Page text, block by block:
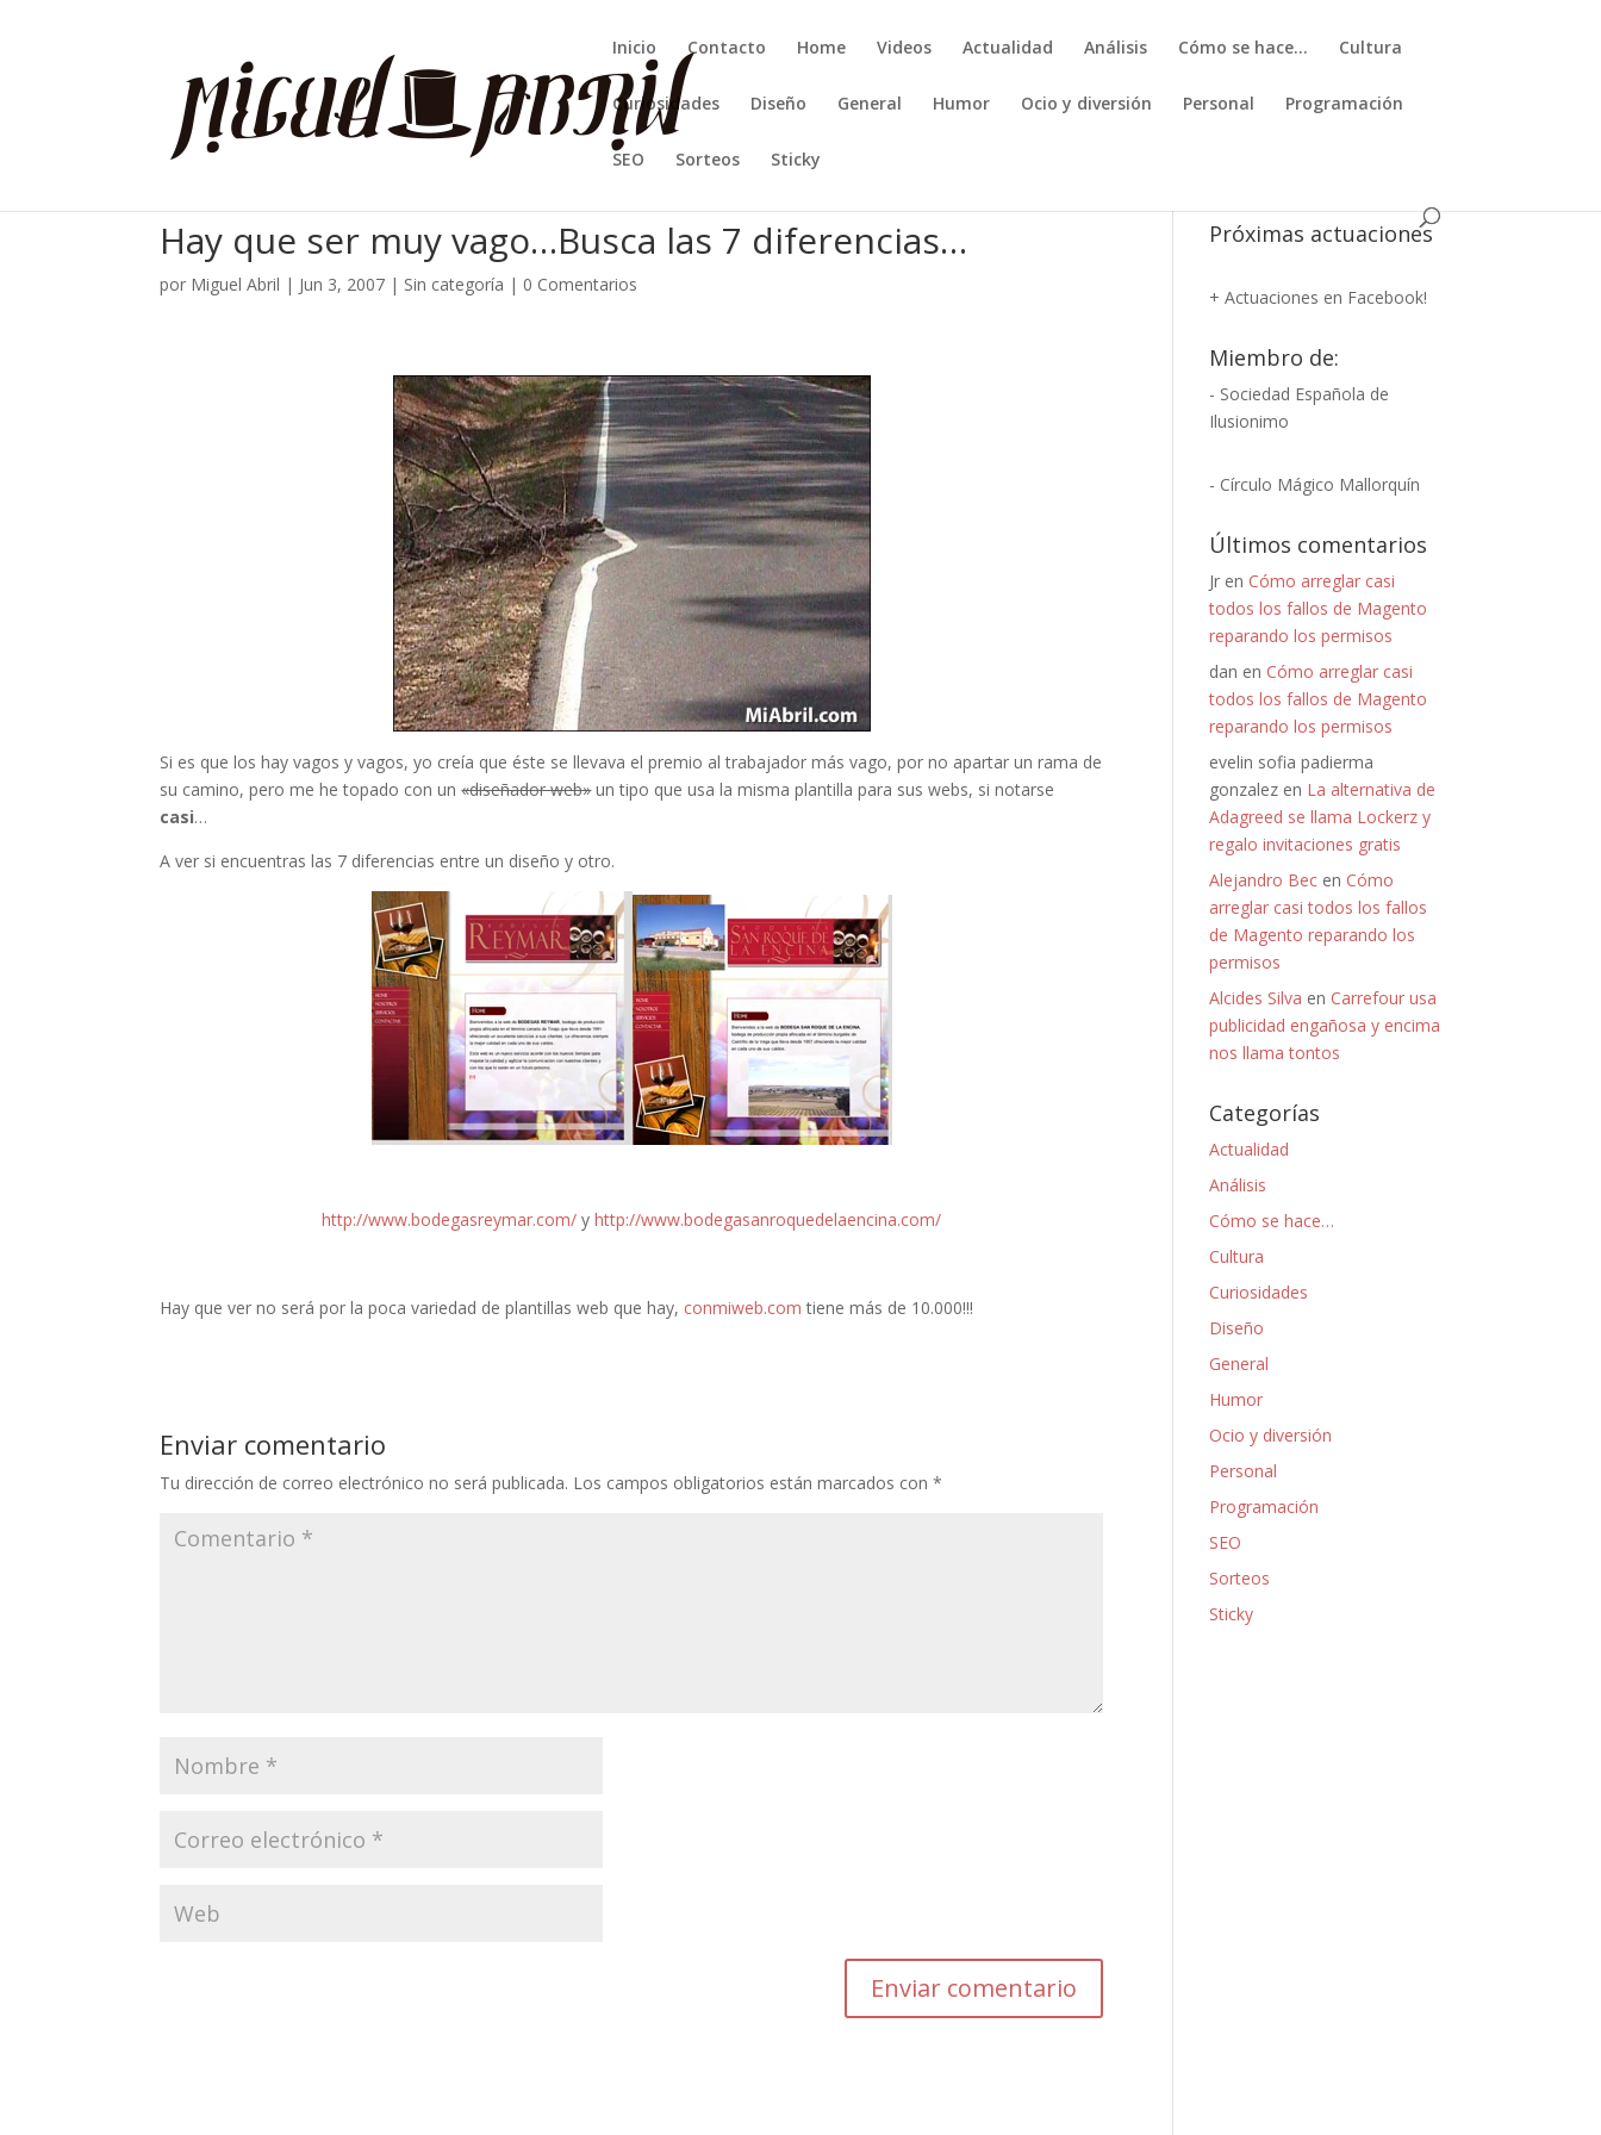
Inicio Contacto Home Videos Actualidad Análisis Cómo se hace… Cultura
Curiosidades Diseño General Humor Ocio y diversión Personal Programación
SEO Sorteos Sticky
Hay que ser muy vago…Busca las 7 diferencias…
por Miguel Abril | Jun 3, 2007 | Sin categoría | 0 Comentarios
Si es que los hay vagos y vagos, yo creía que éste se llevava el premio al trabajador más vago, por no apartar un rama de
su camino, pero me he topado con un«diseñador web»un tipo que usa la misma plantilla para sus webs, si notarse
casi…
A ver si encuentras las 7 diferencias entre un diseño y otro.
http://www.bodegasreymar.com/ yhttp://www.bodegasanroquedelaencina.com/
Hay que ver no será por la poca variedad de plantillas web que hay, conmiweb.com tiene más de 10.000!!!
Enviar comentario
Tu dirección de correo electrónico no será publicada. Los campos obligatorios están marcados con*
Próximas actuaciones
+ Actuaciones en Facebook!
Miembro de:
- Sociedad Española de
Ilusionimo
- Círculo Mágico Mallorquín
Últimos comentarios
Jr en Cómo arreglar casi
todos los fallos de Magento
reparando los permisos
dan en Cómo arreglar casi
todos los fallos de Magento
reparando los permisos
evelin sofia padierma
gonzalez en La alternativa de
Adagreed se llama Lockerz y
regalo invitaciones gratis
Alejandro Bec en Cómo
arreglar casi todos los fallos
de Magento reparando los
permisos
Alcides Silva en Carrefour usa
publicidad engañosa y encima
nos llama tontos
Categorías
Actualidad
Análisis
Cómo se hace…
Cultura
Curiosidades
Diseño
General
Humor
Ocio y diversión
Personal
Programación
SEO
Sorteos
Sticky